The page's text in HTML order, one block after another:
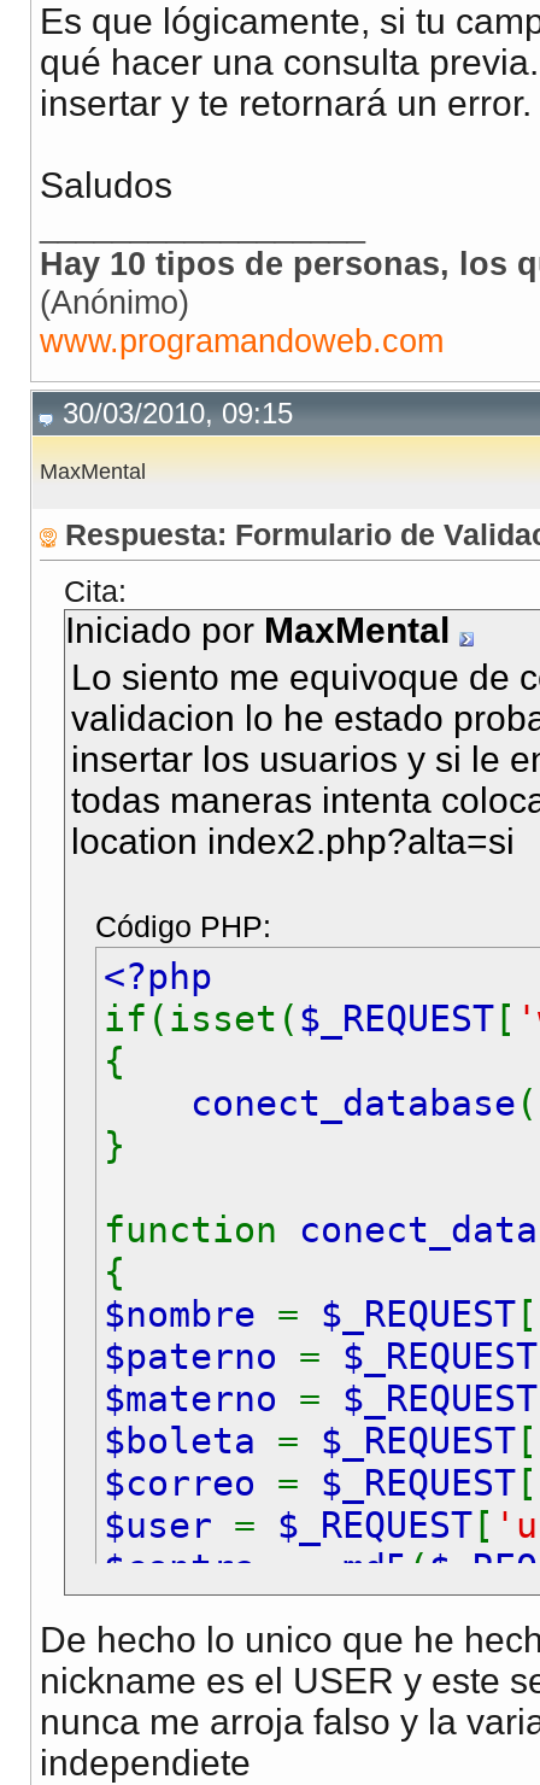
<td> Boleta</td>
<td> <input
<td> <input
<input
<input
</form>
</center>
</body>
</html>
//si la ejecución de
//es que si que
if (
//defino una
}else {
header(
}
}
mysql_free_result ($rs
mysql_close($conn);
}
?>
<!DOCTYPE html
<html xmlns="http://
<head>
<meta http-
<title>Registrate</
</head>
<body><?php
if(isset(
if(
echo" listo" ;
?>
<h1>Formulario de
<center>
<form id="form1"
<table
<td> <input
</tr><tr>
<td>Contraseña</
<td> <input
<td> Nombre</td>
<td> <input
Es que lógicamente, si tu
qué hacer una consulta
insertar y te retornará un error.
Saludos
Hay 10 tipos de personas, los
(Anónimo)
www.programandoweb.com
30/03/2010, 09:15
MaxMental
Respuesta: Formulario de
Cita:
Iniciado por MaxMental
Lo siento me equivoque de
validacion lo he estado
insertar los usuarios y si le
todas maneras intenta
location index2.php?alta=si
Código PHP:
<?php
if(isset( $_REQUEST [
{
conect_database
}
function
{
$nombre = $_REQUEST [
$paterno = $_REQUEST
$materno = $_REQUEST
$boleta = $_REQUEST [
$correo = $_REQUEST [
$user = $_REQUEST [
$contra
md5 (
$conn =
//selecciono la BDD
mysql_select_db (
De hecho lo unico que he
nickname es el USER y este
nunca me arroja falso y la
independiete